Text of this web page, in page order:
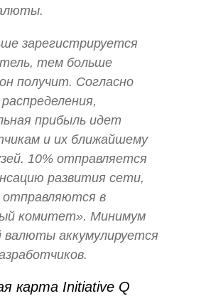
зарегистрируется
тем больше
получит. Согласно
прибыль идет
и их ближайшему
10% отправляется
развития сети,
в
комитет». Минимум
валюты аккумулируется
карта Initiative Q